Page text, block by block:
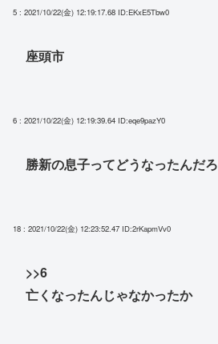
5 : 2021/10/22(金) 12:19:17.68 ID:EKxE5Tbw0
座頭市
6 : 2021/10/22(金) 12:19:39.64 ID:eqe9pazY0
勝新の息子ってどうなったんだろ
18 : 2021/10/22(金) 12:23:52.47 ID:2rKapmVv0
>>6
亡くなったんじゃなかったか